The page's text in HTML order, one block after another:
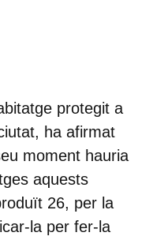
protegit a
ha afirmat
moment hauria
aquests
26, per la
la per fer-la